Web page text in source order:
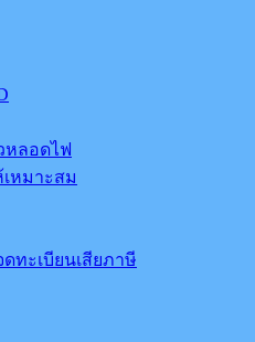
หลอดไฟ
หมาะสม
ทะเบียนเสียภาษี